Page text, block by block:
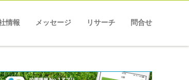
情報 メッセージ リサーチ 問合せ